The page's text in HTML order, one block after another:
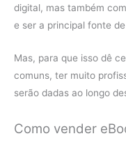
digital, mas também
e ser a principal fonte
Mas, para que isso dê
comuns, ter muito
serão dadas ao longo
Como vender